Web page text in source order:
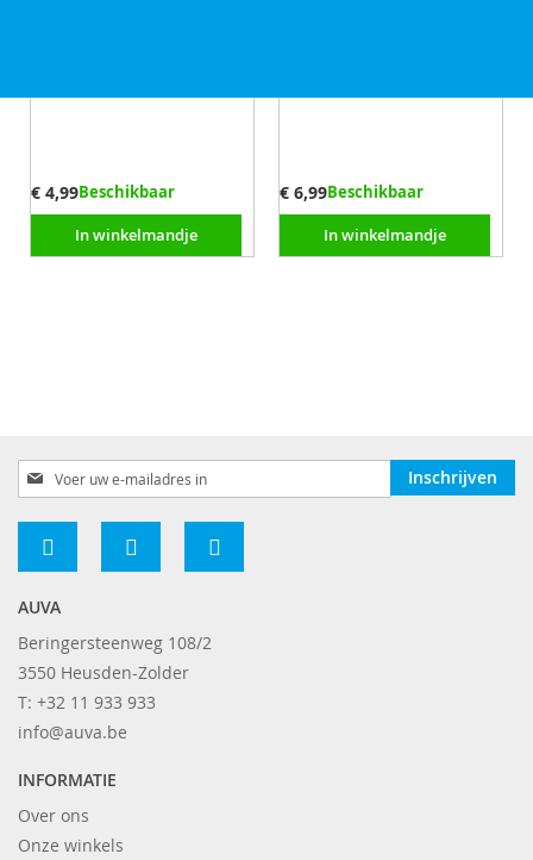
€ 4,99Beschikbaar
In winkelmandje
€ 6,99Beschikbaar
In winkelmandje
Abonneer
u
op
onze
Inschrijven
AUVA
Beringersteenweg 108/2
3550 Heusden-Zolder
T: +32 11 933 933
info@auva.be
INFORMATIE
Over ons
Onze winkels